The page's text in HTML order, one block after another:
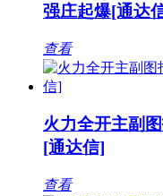
强庄起爆[通达
查看
火力全开主副
[通达信]
查看